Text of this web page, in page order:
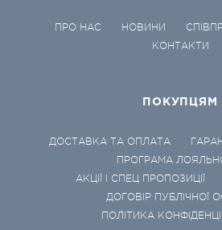
ПРО НАС НОВИНИ
КОНТАКТИ
ПОКУПЦЯМ
ДОСТАВКА ТА ОПЛАТА
ПРОГРАМА
АКЦІЇ І СПЕЦ ПРОПОЗИЦІЇ
ДОГОВІР ПУБЛІЧНОЇ
ПОЛІТИКА